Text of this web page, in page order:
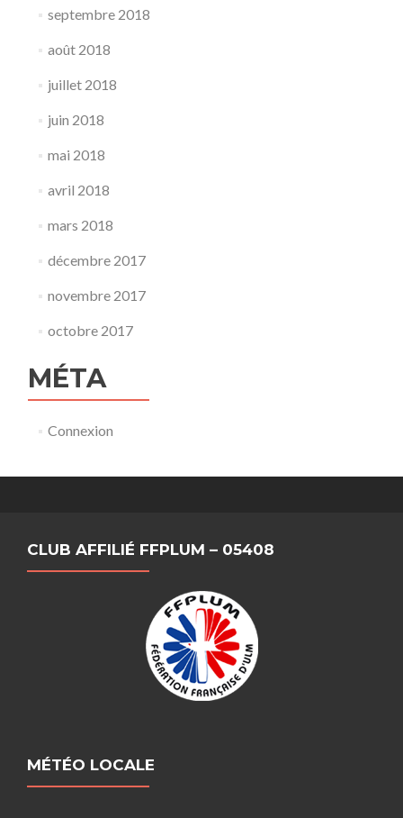
septembre 2018
août 2018
juillet 2018
juin 2018
mai 2018
avril 2018
mars 2018
décembre 2017
novembre 2017
octobre 2017
MÉTA
Connexion
CLUB AFFILIÉ FFPLUM – 05408
MÉTÉO LOCALE